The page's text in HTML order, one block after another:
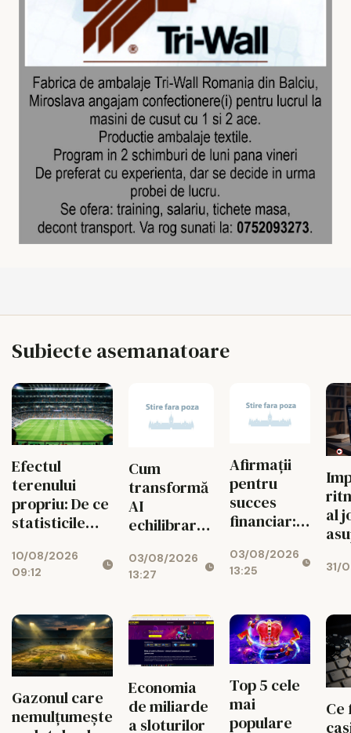
Subiecte asemanatoare
Efectul
terenului
propriu: De ce
statisticile
echipele care
joacă în fața
suporteri
10/08/2026
09:12
Cum
transformă
AI
echilibrarea
noroc
03/08/2026
13:27
Afirmații
pentru
succes
financiar:
atragi banii
zilnic
03/08/2026
13:25
al
31/
Gazonul care
nemulțumește
Economia
de miliarde
a sloturilor
Top 5 cele
mai
populare
Ce